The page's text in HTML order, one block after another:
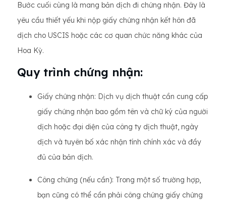
Bước cuối cùng là mang bản dịch đi chứng nhận. Đây là
yêu cầu thiết yếu khi nộp giấy chứng nhận kết hôn đã
dịch cho USCIS hoặc các cơ quan chức năng khác của
Hoa Kỳ.
Quy trình chứng nhận:
Giấy chứng nhận: Dịch vụ dịch thuật cần cung cấp
giấy chứng nhận bao gồm tên và chữ ký của người
dịch hoặc đại diện của công ty dịch thuật, ngày
dịch và tuyên bố xác nhận tính chính xác và đầy
đủ của bản dịch.
Công chứng (nếu cần): Trong một số trường hợp,
bạn cũng có thể cần phải công chứng giấy chứng